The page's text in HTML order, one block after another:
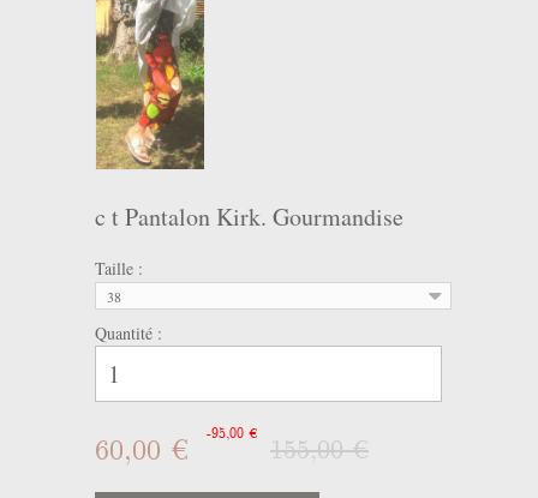
c t Pantalon Kirk. Gourmandise
Taille :
38
Quantité :
60,00 € -95,00 €
155,00 €